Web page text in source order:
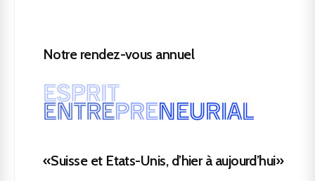
Notre rendez-vous annuel
«Suisse et Etats-Unis, d’hier à aujourd’hui»